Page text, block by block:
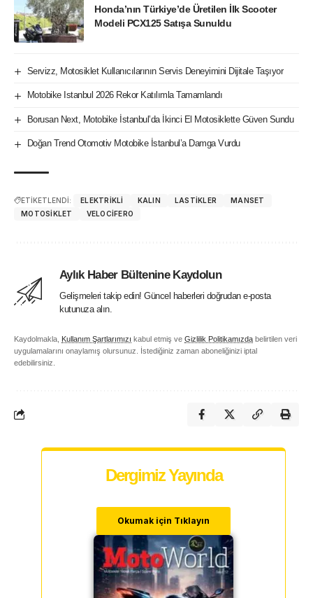
Honda’nın Türkiye’de Üretilen İlk Scooter
Modeli PCX125 Satışa Sunuldu
Servizz, Motosiklet Kullanıcılarının Servis Deneyimini Dijitale Taşıyor
Motobike Istanbul 2026 Rekor Katılımla Tamamlandı
Borusan Next, Motobike İstanbul’da İkinci El Motosiklette Güven Sundu
Doğan Trend Otomotiv Motobike İstanbul’a Damga Vurdu
ETİKETLENDİ: ELEKTRIKLI KALIN LASTIKLER
MANSET
MOTOSIKLET
VELOCIFERO
Aylık Haber Bültenine Kaydolun
Gelişmeleri takip edin! Güncel haberleri doğrudan e-posta
kutunuza alın.
Kaydolmakla, Kullanım Şartlarımızı kabul etmiş ve Gizlilik Politikamızda belirtilen veri
uygulamalarını onaylamış olursunuz. İstediğiniz zaman aboneliğinizi iptal
edebilirsiniz.
Dergimiz Yayında
Okumak için Tıklayın